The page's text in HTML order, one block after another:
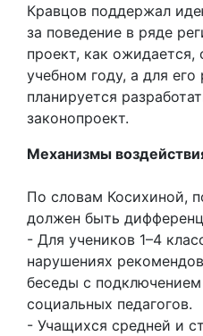
Кравцов поддержал
за поведение в ряде
проект, как
учебном году, а для его
планируется
законопроект.
Механизмы
По словам Косихиной,
должен быть
- Для учеников 1–4
нарушениях
беседы с
социальных педагогов.
- Учащихся средней и